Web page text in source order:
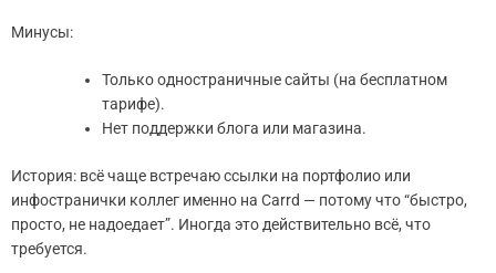
Минусы:
Только одностраничные сайты (на бесплатном
тарифе).
Нет поддержки блога или магазина.
История: всё чаще встречаю ссылки на портфолио или
инфостранички коллег именно на Carrd — потому что “быстро,
просто, не надоедает”. Иногда это действительно всё, что
требуется.